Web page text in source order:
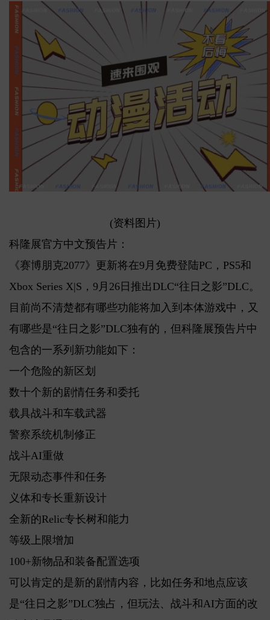
(资料图片)
科隆展官方中文预告片：
《赛博朋克2077》更新将在9月免费登陆PC，PS5和
Xbox Series X|S，9月26日推出DLC“往日之影”DLC。
目前尚不清楚都有哪些功能将加入到本体游戏中，又
有哪些是“往日之影”DLC独有的，但科隆展预告片中
包含的一系列新功能如下：
一个危险的新区划
数十个新的剧情任务和委托
载具战斗和车载武器
警察系统机制修正
战斗AI重做
无限动态事件和任务
义体和专长重新设计
全新的Relic专长树和能力
等级上限增加
100+新物品和装备配置选项
可以肯定的是新的剧情内容，比如任务和地点应该
是“往日之影”DLC独占，但玩法、战斗和AI方面的改